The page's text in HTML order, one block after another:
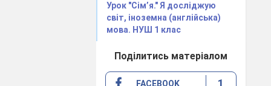
Урок "Сім’я." Я досліджую
світ, іноземна (англійська)
мова. НУШ 1 клас
Поділитись матеріалом
FACEBOOK 1